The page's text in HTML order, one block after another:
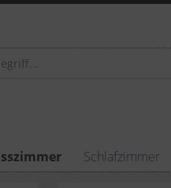
Schlafzimmer